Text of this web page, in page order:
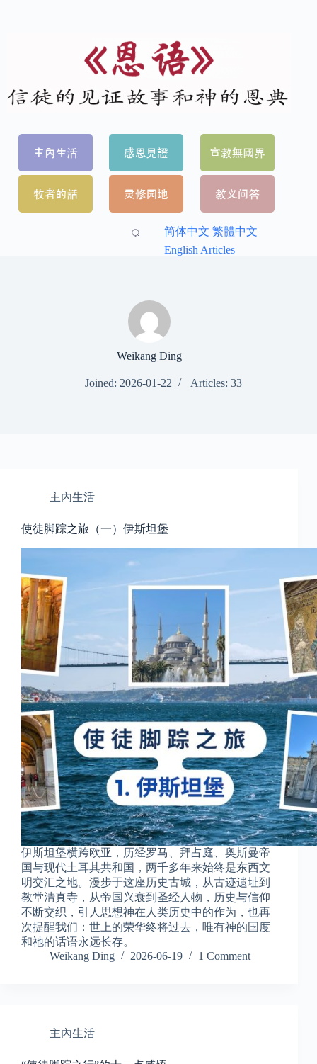
简体中文 繁體中文
English Articles
Weikang Ding
Joined: 2026-01-22 Articles: 33
主內生活
使徒脚踪之旅（一）伊斯坦堡
伊斯坦堡横跨欧亚，历经罗马、拜占庭、奥斯曼帝
国与现代土耳其共和国，两千多年来始终是东西文
明交汇之地。漫步于这座历史古城，从古迹遗址到
教堂清真寺，从帝国兴衰到圣经人物，历史与信仰
不断交织，引人思想神在人类历史中的作为，也再
次提醒我们：世上的荣华终将过去，唯有神的国度
和祂的话语永远长存。
Weikang Ding
2026-06-19 1 Comment
主內生活